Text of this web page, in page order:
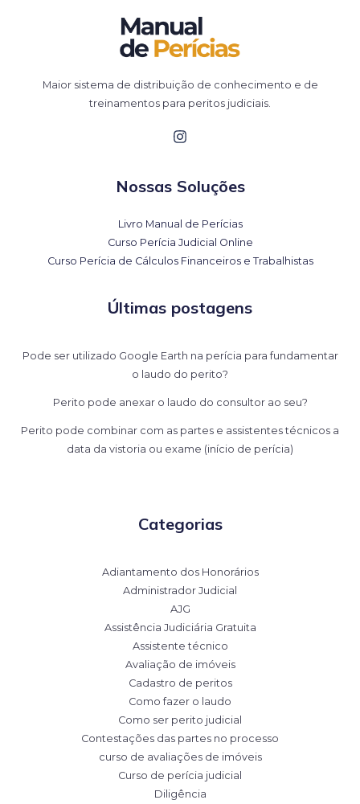
Maior sistema de distribuição de conhecimento e de
treinamentos para peritos judiciais.
Nossas Soluções
Livro Manual de Perícias
Curso Perícia Judicial Online
Curso Perícia de Cálculos Financeiros e Trabalhistas
Últimas postagens
Pode ser utilizado Google Earth na perícia para fundamentar
o laudo do perito?
Perito pode anexar o laudo do consultor ao seu?
Perito pode combinar com as partes e assistentes técnicos a
data da vistoria ou exame (início de perícia)
Categorias
Adiantamento dos Honorários
Administrador Judicial
AJG
Assistência Judiciária Gratuita
Assistente técnico
Avaliação de imóveis
Cadastro de peritos
Como fazer o laudo
Como ser perito judicial
Contestações das partes no processo
curso de avaliações de imóveis
Curso de perícia judicial
Diligência